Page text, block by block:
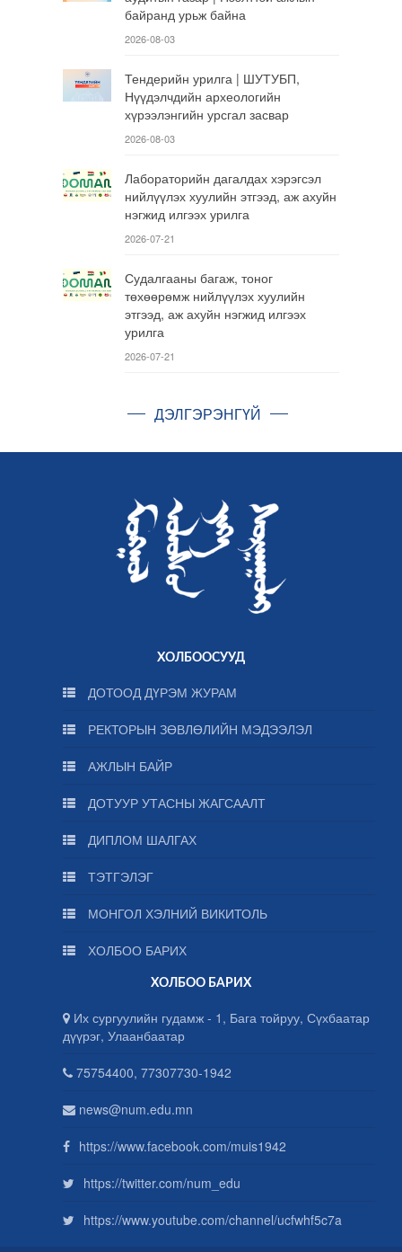
байранд урьж байна
2026-08-03
Тендерийн урилга | ШУТУБП,
Нүүдэлчдийн археологийн
хүрээлэнгийн урсгал засвар
2026-08-03
Лабораторийн дагалдах хэрэгсэл
нийлүүлэх хуулийн этгээд, аж ахуйн
нэгжид илгээх урилга
2026-07-21
Судалгааны багаж, тоног
төхөөрөмж нийлүүлэх хуулийн
этгээд, аж ахуйн нэгжид илгээх
урилга
2026-07-21
ДЭЛГЭРЭНГҮЙ
ХОЛБООСУУД
ДОТООД ДҮРЭМ ЖУРАМ
РЕКТОРЫН ЗӨВЛӨЛИЙН МЭДЭЭЛЭЛ
АЖЛЫН БАЙР
ДОТУУР УТАСНЫ ЖАГСААЛТ
ДИПЛОМ ШАЛГАХ
ТЭТГЭЛЭГ
МОНГОЛ ХЭЛНИЙ ВИКИТОЛЬ
ХОЛБОО БАРИХ
ХОЛБОО БАРИХ
Их сургуулийн гудамж - 1, Бага тойруу, Сүхбаатар
дүүрэг, Улаанбаатар
75754400, 77307730-1942
news@num.edu.mn
https://www.facebook.com/muis1942
https://twitter.com/num_edu
https://www.youtube.com/channel/ucfwhf5c7a